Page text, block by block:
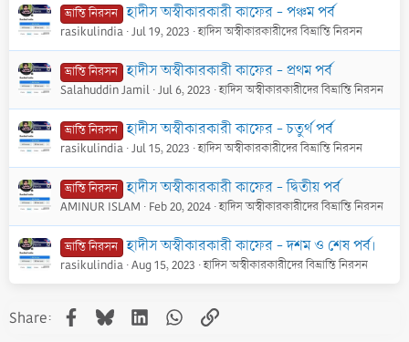
ভ্রান্তি নিরসন হাদীস অস্বীকারকারী কাফের - পঞ্চম পর্ব
rasikulindia Jul 19, 2023 হাদিস অস্বীকারকারীদের বিভ্রান্তি নিরসন
ভ্রান্তি নিরসন হাদীস অস্বীকারকারী কাফের - প্রথম পর্ব
Salahuddin Jamil Jul 6, 2023 হাদিস অস্বীকারকারীদের বিভ্রান্তি নিরসন
ভ্রান্তি নিরসন হাদীস অস্বীকারকারী কাফের - চতুর্থ পর্ব
rasikulindia Jul 15, 2023 হাদিস অস্বীকারকারীদের বিভ্রান্তি নিরসন
ভ্রান্তি নিরসন হাদীস অস্বীকারকারী কাফের - দ্বিতীয় পর্ব
AMINUR ISLAM Feb 20, 2024 হাদিস অস্বীকারকারীদের বিভ্রান্তি নিরসন
ভ্রান্তি নিরসন হাদীস অস্বীকারকারী কাফের - দশম ও শেষ পর্ব।
rasikulindia Aug 15, 2023 হাদিস অস্বীকারকারীদের বিভ্রান্তি নিরসন
Share: Facebook
BlueskyLinkedInWhatsApp
Link